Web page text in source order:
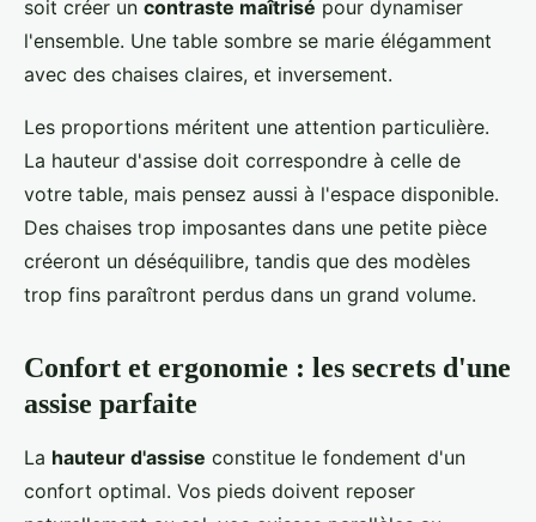
soit créer un contraste maîtrisé pour dynamiser
l'ensemble. Une table sombre se marie élégamment
avec des chaises claires, et inversement.
Les proportions méritent une attention particulière.
La hauteur d'assise doit correspondre à celle de
votre table, mais pensez aussi à l'espace disponible.
Des chaises trop imposantes dans une petite pièce
créeront un déséquilibre, tandis que des modèles
trop fins paraîtront perdus dans un grand volume.
Confort et ergonomie : les secrets d'une
assise parfaite
La hauteur d'assise constitue le fondement d'un
confort optimal. Vos pieds doivent reposer